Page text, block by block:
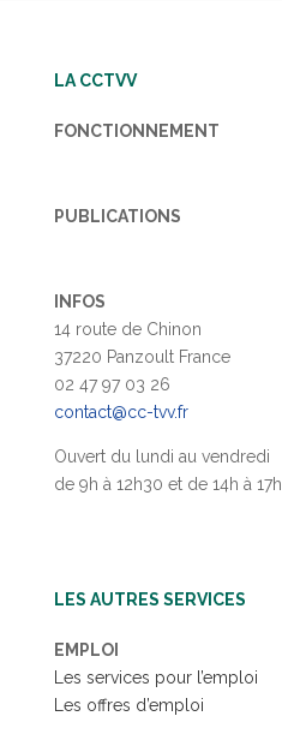
LA CCTVV
FONCTIONNEMENT
PUBLICATIONS
INFOS
14 route de Chinon
37220 Panzoult France
02 47 97 03 26
contact@cc-tvv.fr
Ouvert du lundi au vendredi
de 9h à 12h30 et de 14h à 17h
LES AUTRES SERVICES
EMPLOI
Les services pour l’emploi
Les offres d’emploi